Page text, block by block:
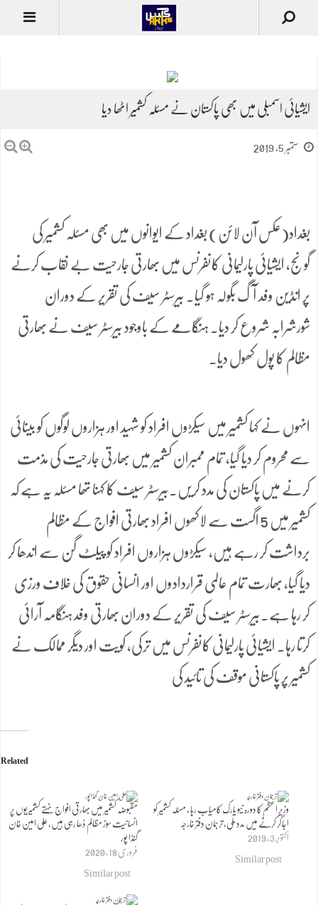
ایشیائی اسمبلی میں بھی پاکستان نے مسئلہ کشمیر اٹھا دیا
ستمبر 5, 2019
بغداد(عکس آن لائن) بغداد کے ایوانوں میں بھی مسئلہ کشمیر کی
گونج، ایشیائی پارلیمانی کانفرنس میں بھارتی جارحیت بے نقاب کرنے
پر انڈین وفد آگ بگولہ ہو گیا۔ بیرسٹر سیف کی تقریر کے دوران
شورشرابہ شروع کر دیا۔ ہنگامے کے باوجود بیرسٹر سیف نے بھارتی
مظالم کا پول کھول دیا۔
انہوں نے کہا کشمیر میں سیکڑوں افراد کو شہید اور ہزاروں لوگوں کو بینائی
سے محروم کر دیا گیا، تمام ممبران کشمیر میں بھارتی جارحیت کی مذمت
کرنے میں پاکستان کی مدد کریں۔بیرسٹر سیف کا کہنا تھا مسئلہ یہ ہے کہ
کشمیر میں 5 اگست سے لاکھوں افراد بھارتی افواج کے مظالم
برداشت کر رہے ہیں، سیکڑوں ہزاروں افراد کو پیلٹ گن سے اندھا کر
دیا گیا، بھارت تمام عالمی قراردادوں اور انسانی حقوق کی خلاف ورزی
کر رہا ہے۔بیرسٹر سیف کی تقریر کے دوران بھارتی وفد ہنگامہ آرائی
کرتا رہا۔ ایشیائی پارلیمانی کانفرنس میں ترکی، کویت اور دیگر ممالک نے
کشمیر پر پاکستانی موقف کی تائید کی
Related
مقبوضہ کشمیر میں بھارتی افواج نہتے کشمیریوں پر
انسانیت سوز مظالم ڈھا رہی ہیں، علی امین خان
گنڈا پور
فروری 18, 2020
Similar post
وزیر اعظم کا دورہ نیو یارک کامیاب رہا ، مسئلہ کشمیر کو
اجاگر کرنے میں مدد ملی،ترجمان دفتر خارجہ
اکتوبر 3, 2019
Similar post